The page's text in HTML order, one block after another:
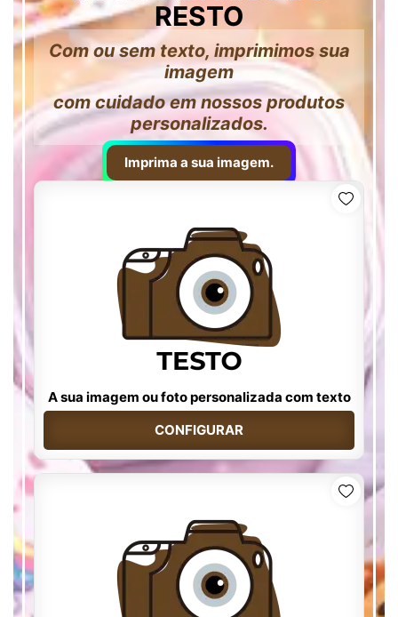
RESTO
Com ou sem texto, imprimimos sua
imagem
com cuidado em nossos produtos
personalizados.
Imprima a sua imagem.
A sua imagem ou foto personalizada com texto
CONFIGURAR